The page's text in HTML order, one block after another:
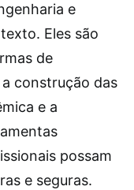
e
Eles são
de
construção das
e a
possam
e seguras.